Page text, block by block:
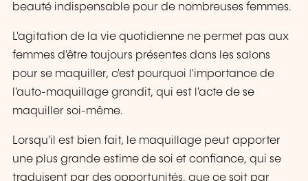
beauté indispensable pour de nombreuses femmes.
L'agitation de la vie quotidienne ne permet pas aux
femmes d'être toujours présentes dans les salons
pour se maquiller, c'est pourquoi l'importance de
l'auto-maquillage grandit, qui est l'acte de se
maquiller soi-même.
Lorsqu'il est bien fait, le maquillage peut apporter
une plus grande estime de soi et confiance, qui se
traduisent par des opportunités, que ce soit par